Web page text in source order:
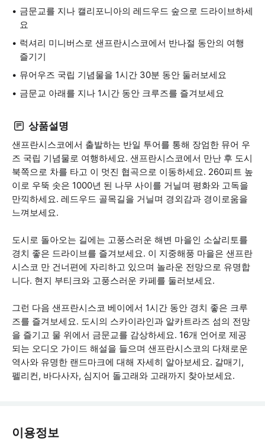
금문교를 지나 캘리포니아의 레드우드 숲으로 드라이브하세
요
럭셔리 미니버스로 샌프란시스코에서 반나절 동안의 여행
즐기기
뮤어우즈 국립 기념물을 1시간 30분 동안 둘러보세요
금문교 아래를 지나 1시간 동안 크루즈를 즐겨보세요
상품설명
샌프란시스코에서 출발하는 반일 투어를 통해 장엄한 뮤어 우
즈 국립 기념물로 여행하세요. 샌프란시스코에서 만난 후 도시
북쪽으로 차를 타고 이 멋진 협곡으로 이동하세요. 260피트 높
이로 우뚝 솟은 1000년 된 나무 사이를 거닐며 평화와 고독을
만끽하세요. 레드우드 골목길을 거닐며 경외감과 경이로움을
느껴보세요.
도시로 돌아오는 길에는 고풍스러운 해변 마을인 소살리토를
경치 좋은 드라이브를 즐겨보세요. 이 지중해풍 마을은 샌프란
시스코 만 건너편에 자리하고 있으며 놀라운 전망으로 유명합
니다. 현지 부티크와 고풍스러운 카페를 둘러보세요.
그런 다음 샌프란시스코 베이에서 1시간 동안 경치 좋은 크루
즈를 즐겨보세요. 도시의 스카이라인과 알카트라즈 섬의 전망
을 즐기고 물 위에서 금문교를 감상하세요. 16개 언어로 제공
되는 오디오 가이드 해설을 들으며 샌프란시스코의 다채로운
역사와 유명한 랜드마크에 대해 자세히 알아보세요. 갈매기,
펠리컨, 바다사자, 심지어 돌고래와 고래까지 찾아보세요.
이용정보